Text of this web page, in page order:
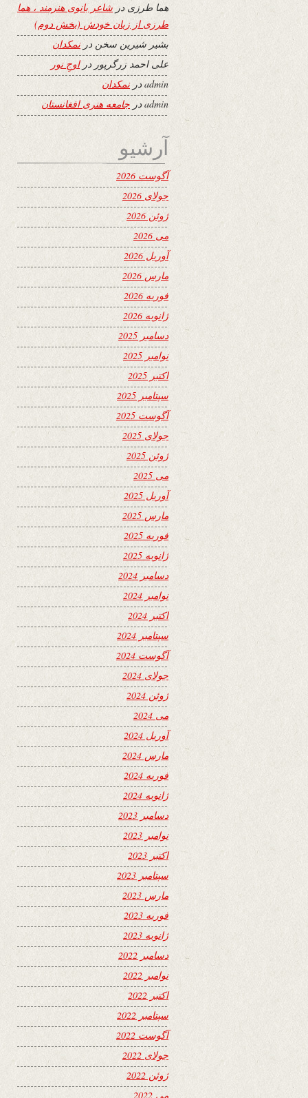
هما طرزی در شاعر بانوی هنرمند ، هما
طرزی از زبان خودش (بخش دوم)
بشیر شیرین سخن درنمکدان
علی احمد زرگرپور دراوجِ نور
adminدرنمکدان
admin در جامعه هنری افغانستان
آرشیو
آگوست 2026
جولای 2026
ژوئن 2026
می 2026
آوریل 2026
مارس 2026
فوریه 2026
ژانویه 2026
دسامبر 2025
نوامبر 2025
اکتبر 2025
سپتامبر 2025
آگوست 2025
جولای 2025
ژوئن 2025
می 2025
آوریل 2025
مارس 2025
فوریه 2025
ژانویه 2025
دسامبر 2024
نوامبر 2024
اکتبر 2024
سپتامبر 2024
آگوست 2024
جولای 2024
ژوئن 2024
می 2024
آوریل 2024
مارس 2024
فوریه 2024
ژانویه 2024
دسامبر 2023
نوامبر 2023
اکتبر 2023
سپتامبر 2023
مارس 2023
فوریه 2023
ژانویه 2023
دسامبر 2022
نوامبر 2022
اکتبر 2022
سپتامبر 2022
آگوست 2022
جولای 2022
ژوئن 2022
می 2022